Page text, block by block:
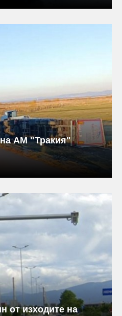
АМ "Тракия"
от изходите на